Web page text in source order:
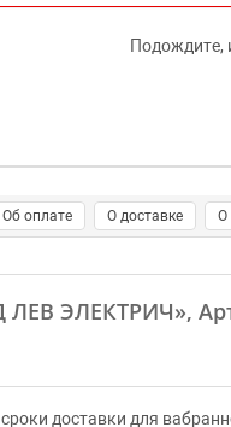
Подождите,
Об оплате О доставке О
ЭЛЕКТРИЧ»,
доставки для